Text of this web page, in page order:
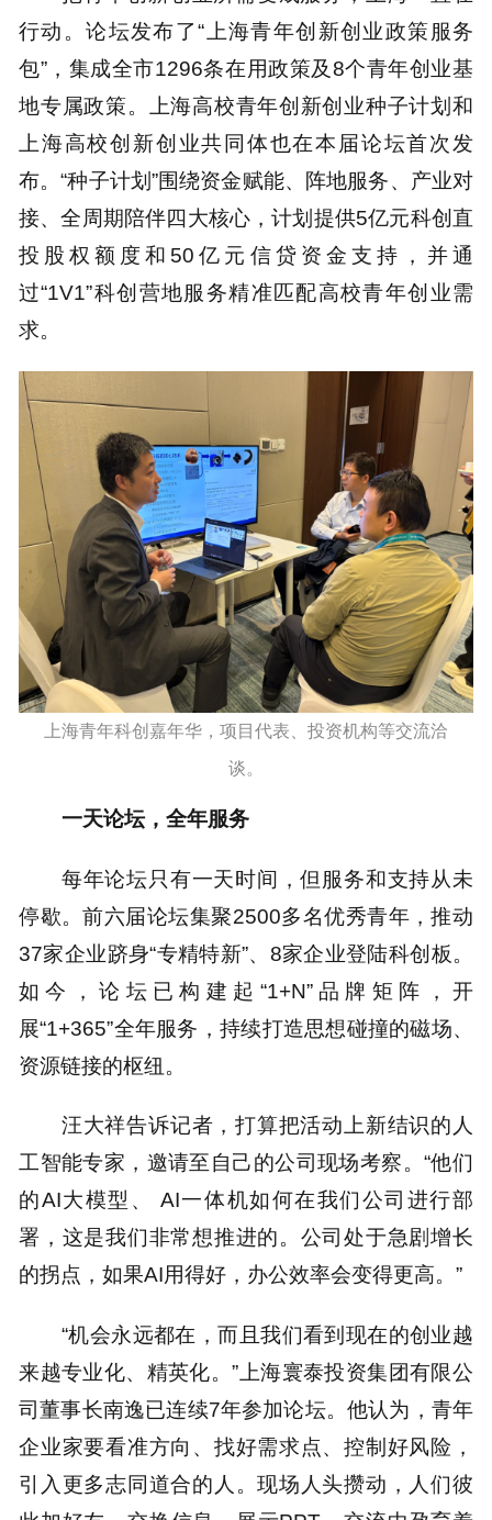
行动。论坛发布了“上海青年创新创业政策服务
包”，集成全市1296条在用政策及8个青年创业基
地专属政策。上海高校青年创新创业种子计划和
上海高校创新创业共同体也在本届论坛首次发
布。“种子计划”围绕资金赋能、阵地服务、产业对
接、全周期陪伴四大核心，计划提供5亿元科创直
投股权额度和50亿元信贷资金支持，并通
过“1V1”科创营地服务精准匹配高校青年创业需
求。
上海青年科创嘉年华，项目代表、投资机构等交流洽
谈。
一天论坛，全年服务
每年论坛只有一天时间，但服务和支持从未
停歇。前六届论坛集聚2500多名优秀青年，推动
37家企业跻身“专精特新”、8家企业登陆科创板。
如今，论坛已构建起“1+N”品牌矩阵，开
展“1+365”全年服务，持续打造思想碰撞的磁场、
资源链接的枢纽。
汪大祥告诉记者，打算把活动上新结识的人
工智能专家，邀请至自己的公司现场考察。“他们
的AI大模型、 AI一体机如何在我们公司进行部
署，这是我们非常想推进的。公司处于急剧增长
的拐点，如果AI用得好，办公效率会变得更高。”
“机会永远都在，而且我们看到现在的创业越
来越专业化、精英化。”上海寰泰投资集团有限公
司董事长南逸已连续7年参加论坛。他认为，青年
企业家要看准方向、找好需求点、控制好风险，
引入更多志同道合的人。现场人头攒动，人们彼